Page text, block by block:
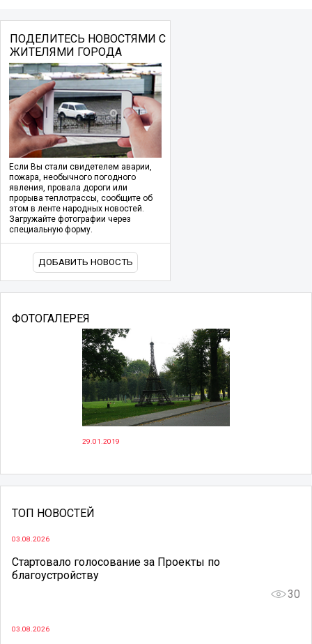
ПОДЕЛИТЕСЬ НОВОСТЯМИ С
ЖИТЕЛЯМИ ГОРОДА
Если Вы стали свидетелем аварии,
пожара, необычного погодного
явления, провала дороги или
прорыва теплотрассы, сообщите об
этом в ленте народных новостей.
Загружайте фотографии через
специальную форму.
ДОБАВИТЬ НОВОСТЬ
ФОТОГАЛЕРЕЯ
29.01.2019
ТОП НОВОСТЕЙ
03.08.2026
Стартовало голосование за Проекты по
благоустройству
30
03.08.2026